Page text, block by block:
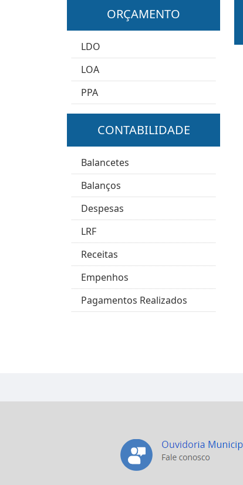
ORÇAMENTO
LDO
LOA
PPA
CONTABILIDADE
Balancetes
Balanços
Despesas
LRF
Receitas
Empenhos
Pagamentos Realizados